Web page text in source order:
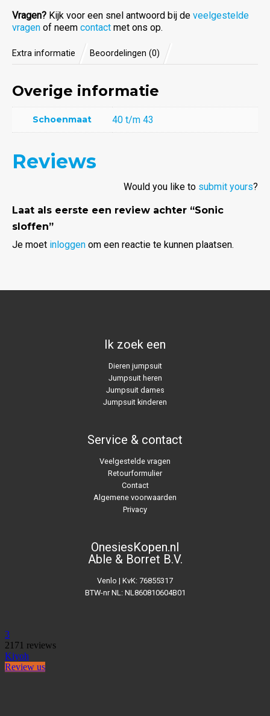
Vragen? Kijk voor een snel antwoord bij de veelgestelde
vragen of neem contact met ons op.
Extra informatie Beoordelingen (0)
Overige informatie
Schoenmaat 40 t/m 43
Reviews
Would you like to submit yours?
Laat als eerste een review achter “Sonic
sloffen”
Je moet inloggen om een reactie te kunnen plaatsen.
Ik zoek een
Dieren jumpsuit
Jumpsuit heren
Jumpsuit dames
Jumpsuit kinderen
Service & contact
Veelgestelde vragen
Retourformulier
Contact
Algemene voorwaarden
Privacy
OnesiesKopen.nl
Able & Borret B.V.
Venlo | KvK: 76855317
BTW-nr NL: NL860810604B01